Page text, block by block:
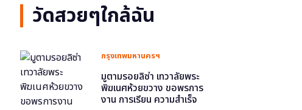
วัดสวยๆใกล้ฉัน
กรุงเทพมหานครฯ
มูตามรอยลิซ่า เทวาลัยพระ
พิฆเนศห้วยขวาง ขอพรการ
งาน การเรียน ความสำเร็จ